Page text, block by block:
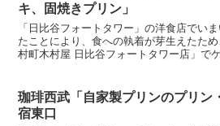
キ、固焼きプリン」
「日比谷フォートタワー」の洋食店でい
たことにより、食への執着が芽生えたた
村町木村屋 日比谷フォートタワー店」で
珈琲西武「自家製プリンのプリン
宿東口